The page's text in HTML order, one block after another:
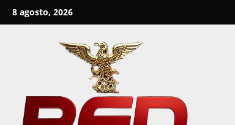
Skip
to
8 agosto, 2026